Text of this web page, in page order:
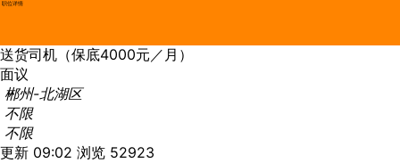
职位详情
送货司机（保底4000元／月）
面议
郴州-北湖区
不限
不限
更新 09:02 浏览 52923